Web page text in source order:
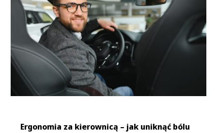
Ergonomia za kierownicą – jak uniknąć bólu